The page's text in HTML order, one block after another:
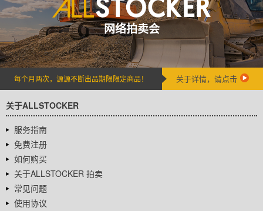
网络拍卖会
每个月两次，源源不断出品期限限定商品！ 关于详情，请点击
关于ALLSTOCKER
服务指南
免费注册
如何购买
关于ALLSTOCKER 拍卖
常见问题
使用协议